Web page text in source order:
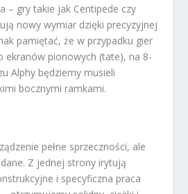
– gry takie jak Centipede czy
nowy wymiar dzięki precyzyjnej
pamiętać, że w przypadku gier
ekranów pionowych (tate), na 8-
Alphy będziemy musieli
bocznymi ramkami.
pełne sprzeczności, ale
Z jednej strony irytują
i specyficzna praca